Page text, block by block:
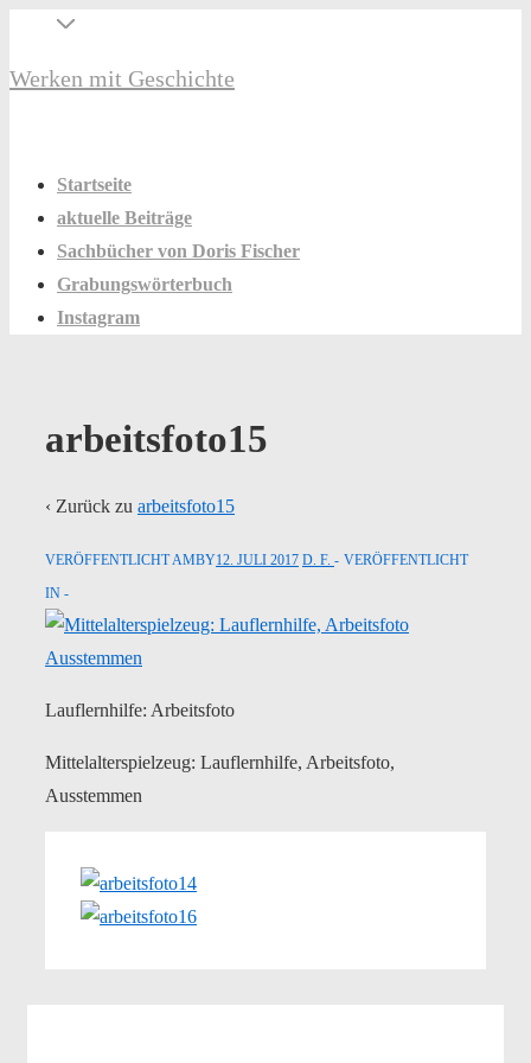
Inhalt
Secondary
Werken mit Geschichte
Startseite
aktuelle Beiträge
Sachbücher von Doris Fischer
Grabungswörterbuch
Instagram
arbeitsfoto15
‹ Zurück zu arbeitsfoto15
VERÖFFENTLICHT AMBY12. JULI 2017 D. F.
VERÖFFENTLICHT
IN
Lauflernhilfe: Arbeitsfoto
Mittelalterspielzeug: Lauflernhilfe, Arbeitsfoto,
Ausstemmen